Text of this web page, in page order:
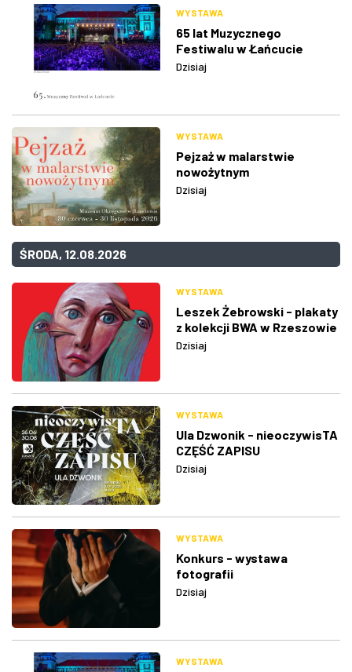
WYSTAWA
65 lat Muzycznego
Festiwalu w Łańcucie
Dzisiaj
WYSTAWA
Pejzaż w malarstwie
nowożytnym
Dzisiaj
ŚRODA, 12.08.2026
WYSTAWA
Leszek Żebrowski - plakaty
z kolekcji BWA w Rzeszowie
Dzisiaj
WYSTAWA
Ula Dzwonik - nieoczywisTA
CZĘŚĆ ZAPISU
Dzisiaj
WYSTAWA
Konkurs - wystawa
fotografii
Dzisiaj
WYSTAWA